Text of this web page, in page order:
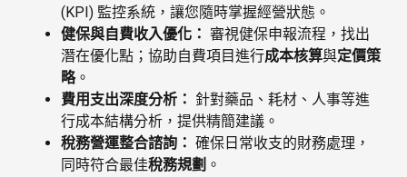
(KPI) 監控系統，讓您隨時掌握經營狀態。
健保與自費收入優化： 審視健保申報流程，找出
潛在優化點；協助自費項目進行成本核算與定價策
略。
費用支出深度分析： 針對藥品、耗材、人事等進
行成本結構分析，提供精簡建議。
稅務營運整合諮詢： 確保日常收支的財務處理，
同時符合最佳稅務規劃 。